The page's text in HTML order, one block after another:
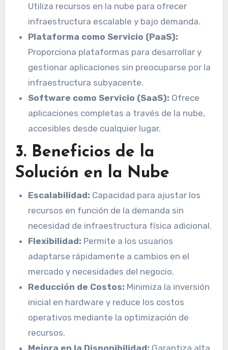
Utiliza recursos en la nube para ofrecer
infraestructura escalable y bajo demanda.
Plataforma como Servicio (PaaS):
Proporciona plataformas para desarrollar y
gestionar aplicaciones sin preocuparse por la
infraestructura subyacente.
Software como Servicio (SaaS): Ofrece
aplicaciones completas a través de la nube,
accesibles desde cualquier lugar.
3. Beneficios de la
Solución en la Nube
Escalabilidad: Capacidad para ajustar los
recursos en función de la demanda sin
necesidad de infraestructura física adicional.
Flexibilidad: Permite a los usuarios
adaptarse rápidamente a cambios en el
mercado y necesidades del negocio.
Reducción de Costos: Minimiza la inversión
inicial en hardware y reduce los costos
operativos mediante la optimización de
recursos.
Mejora en la Disponibilidad: Garantiza alta